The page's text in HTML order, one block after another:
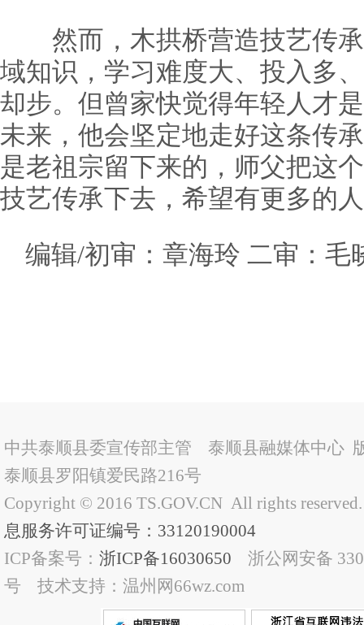
然而，木拱桥营造技艺传承
域知识，学习难度大、投入多
却步。但曾家快觉得年轻人才
未来，他会坚定地走好这条传
是老祖宗留下来的，师父把这
技艺传承下去，希望有更多的
编辑/初审：章海玲 二审：毛
中共泰顺县委宣传部主管 泰顺县融媒体中心
泰顺县罗阳镇爱民路216号
Copyright © 2016 TS.GOV.CN All rights
息服务许可证编号：33120190004
ICP备案号： 浙ICP备16030650 浙公网安备
号 技术支持：温州网66wz.com